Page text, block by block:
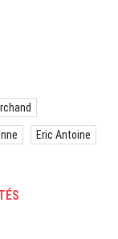
Eric Antoine